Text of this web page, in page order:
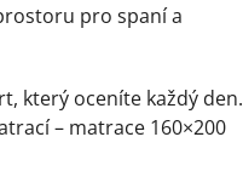
pro spaní a
který oceníte každý den.
– matrace 160×200